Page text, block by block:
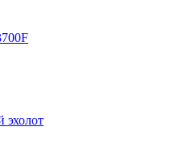
эхолот